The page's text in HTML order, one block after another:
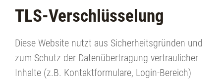
TLS-Verschlüsselung
Diese Website nutzt aus Sicherheitsgründen und
zum Schutz der Datenübertragung vertraulicher
Inhalte (z.B. Kontaktformulare, Login-Bereich)